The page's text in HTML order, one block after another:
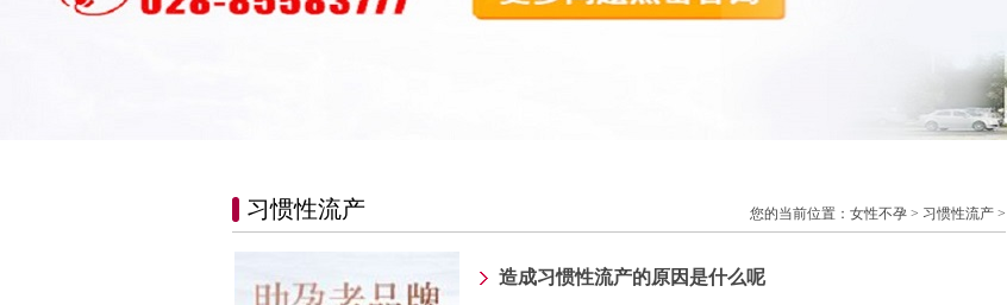
习惯性流产 您的当前位置： 女性不孕 > 习惯性流产 >
造成习惯性流产的原因是什么呢